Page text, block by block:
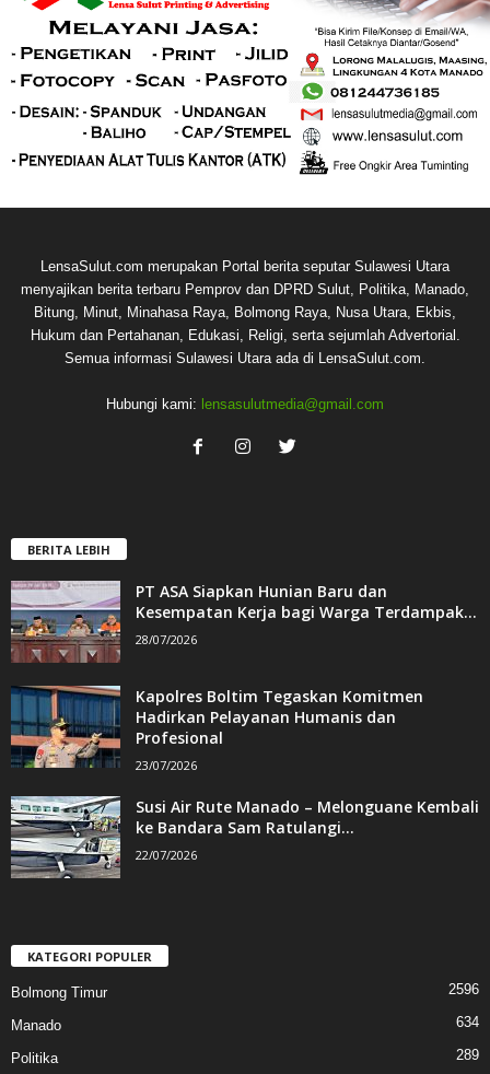
LensaSulut.com merupakan Portal berita seputar Sulawesi Utara
menyajikan berita terbaru Pemprov dan DPRD Sulut, Politika, Manado,
Bitung, Minut, Minahasa Raya, Bolmong Raya, Nusa Utara, Ekbis,
Hukum dan Pertahanan, Edukasi, Religi, serta sejumlah Advertorial.
Semua informasi Sulawesi Utara ada di LensaSulut.com.
Hubungi kami: lensasulutmedia@gmail.com
BERITA LEBIH
PT ASA Siapkan Hunian Baru dan
Kesempatan Kerja bagi Warga Terdampak...
28/07/2026
Kapolres Boltim Tegaskan Komitmen
Hadirkan Pelayanan Humanis dan
Profesional
23/07/2026
Susi Air Rute Manado – Melonguane Kembali
ke Bandara Sam Ratulangi...
22/07/2026
KATEGORI POPULER
Bolmong Timur 2596
Manado 634
Politika 289